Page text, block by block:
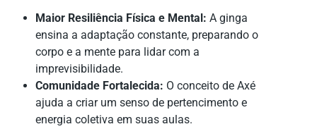
Maior Resiliência Física e Mental: A ginga
ensina a adaptação constante, preparando o
corpo e a mente para lidar com a
imprevisibilidade.
Comunidade Fortalecida: O conceito de Axé
ajuda a criar um senso de pertencimento e
energia coletiva em suas aulas.